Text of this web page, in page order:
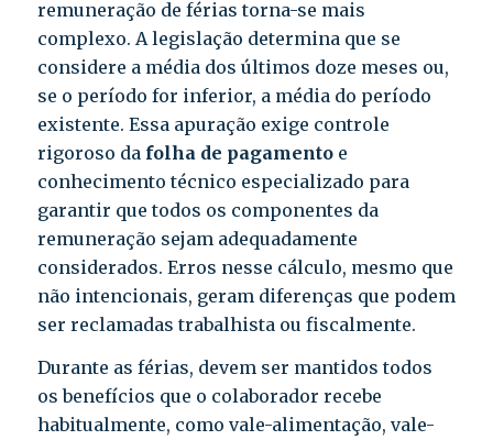
remuneração de férias torna-se mais
complexo. A legislação determina que se
considere a média dos últimos doze meses ou,
se o período for inferior, a média do período
existente. Essa apuração exige controle
rigoroso da folha de pagamentoe
conhecimento técnico especializado para
garantir que todos os componentes da
remuneração sejam adequadamente
considerados. Erros nesse cálculo, mesmo que
não intencionais, geram diferenças que podem
ser reclamadas trabalhista ou fiscalmente.
Durante as férias, devem ser mantidos todos
os benefícios que o colaborador recebe
habitualmente, como vale-alimentação, vale-